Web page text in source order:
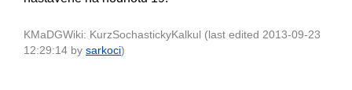
KMaDGWiki: KurzSochastickyKalkul (last edited 2013-09-23
12:29:14 by sarkoci)